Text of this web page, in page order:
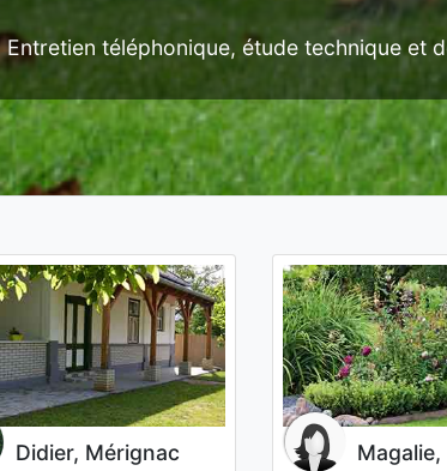
Entretien téléphonique, étude technique et
Didier, Mérignac Magalie,